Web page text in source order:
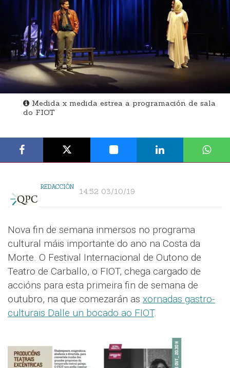
Medida x medida estrea a programación de sala
do FIOT
REDACCIÓN 14:52 03/10/19
Nova fin de semana inmersos no programa
cultural máis importante do ano na Costa da
Morte. O Festival Internacional de Outono de
Teatro de Carballo, o FIOT, chega cargado de
accións para esta primeira fin de semana de
outubro, na que comezarán as xornadas gastro-
culturais Dalle un bocado ao FIOT.